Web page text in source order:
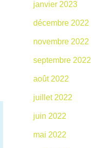
janvier 2023
décembre 2022
novembre 2022
septembre 2022
août 2022
juillet 2022
juin 2022
mai 2022